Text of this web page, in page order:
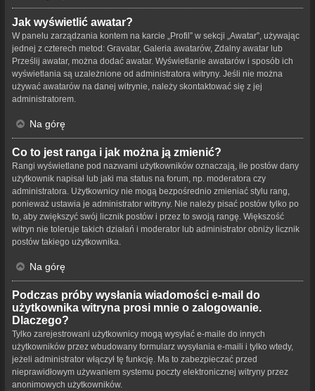
Jak wyświetlić awatar?
W panelu zarządzania kontem na karcie „Profil” w sekcji „Awatar”, używając
jednej z czterech metod: Gravatar, Galeria awatarów, Zdalny awatar lub
Prześlij awatar, można dodać awatar. Wyświetlanie awatarów i sposób ich
wyświetlania są uzależnione od administratora witryny. Jeśli nie można
używać awatarów na danej witrynie, należy skontaktować się z jej
administratorem.
Na górę
Co to jest ranga i jak można ją zmienić?
Rangi wyświetlane pod nazwami użytkowników oznaczają, ile postów dany
użytkownik napisał lub jaki ma status na forum, np. moderatora czy
administratora. Użytkownicy nie mogą bezpośrednio zmieniać stylu rang,
ponieważ ustawia je administrator witryny. Nie należy pisać postów tylko po
to, aby zwiększyć swój licznik postów i przez to swoją rangę. Większość
witryn nie toleruje takich działań i moderator lub administrator obniży licznik
postów takiego użytkownika.
Na górę
Podczas próby wysłania wiadomości e-mail do
użytkownika witryna prosi mnie o zalogowanie.
Dlaczego?
Tylko zarejestrowani użytkownicy mogą wysyłać e-maile do innych
użytkowników przez wbudowany formularz wysyłania e-maili i tylko wtedy,
jeżeli administrator włączył tę funkcję. Ma to zabezpieczać przed
nieprawidłowym używaniem systemu poczty elektronicznej witryny przez
anonimowych użytkowników.